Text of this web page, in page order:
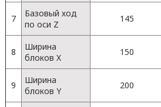
7
Базовый ход
по оси Z
145
8
Ширина
блоков X
150
9
Ширина
блоков Y
200